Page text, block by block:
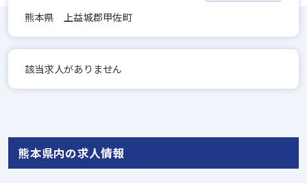
熊本県 上益城郡甲佐町
該当求人がありません
熊本県内の求人情報